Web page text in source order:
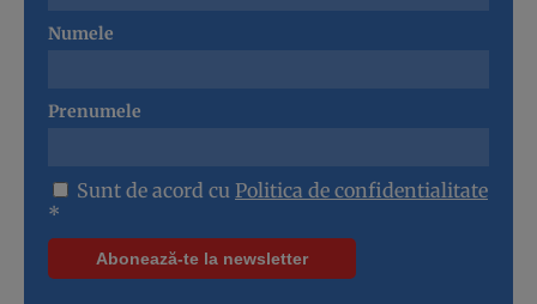
Numele
Prenumele
Sunt de acord cu Politica de confidentialitate
*